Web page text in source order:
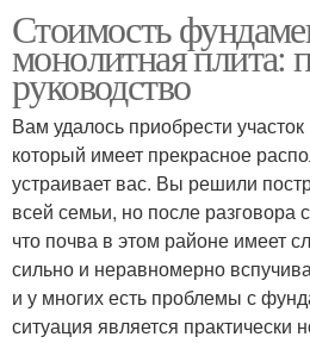
Стоимость
монолитная плита:
руководство
Вам удалось приобрести
который имеет прекрасное
устраивает вас. Вы решили
всей семьи, но после разговора
что почва в этом районе имеет
сильно и неравномерно
и у многих есть проблемы с
ситуация является практически